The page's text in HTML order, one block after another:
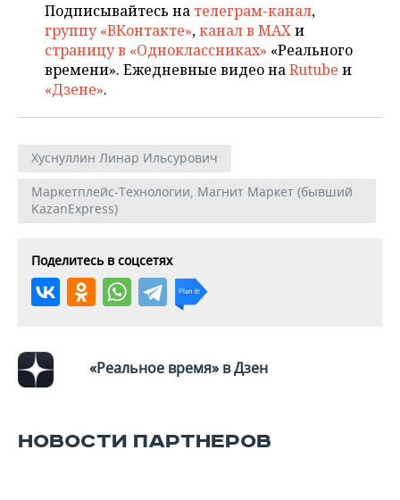
ONLINE-КОНФЕРЕНЦИИ
ОТКРЫТАЯ ЛЕКЦИЯ
ХОККЕЙ
БАСКЕТБОЛ
ФИГУРНОЕ КАТАНИЕ
ХОККЕЙ С МЯЧОМ
ВЛАСТЬ
ИНФРАСТРУКТУРА
МЕДИЦИНА
ПРОИСШЕСТВИЯ
СЮЖЕТЫ
СПРАВОЧНИК
Подписывайтесь на телеграм-канал,
группу «ВКонтакте»,канал в MAXи
страницу в «Одноклассниках» «Реального
времени». Ежедневные видео наRutube и
«Дзене».
Хуснуллин Линар Ильсурович
Маркетплейс-Технологии, Магнит Маркет (бывший
KazanExpress)
Поделитесь в соцсетях
«Реальное время» в Дзен
НОВОСТИ ПАРТНЕРОВ